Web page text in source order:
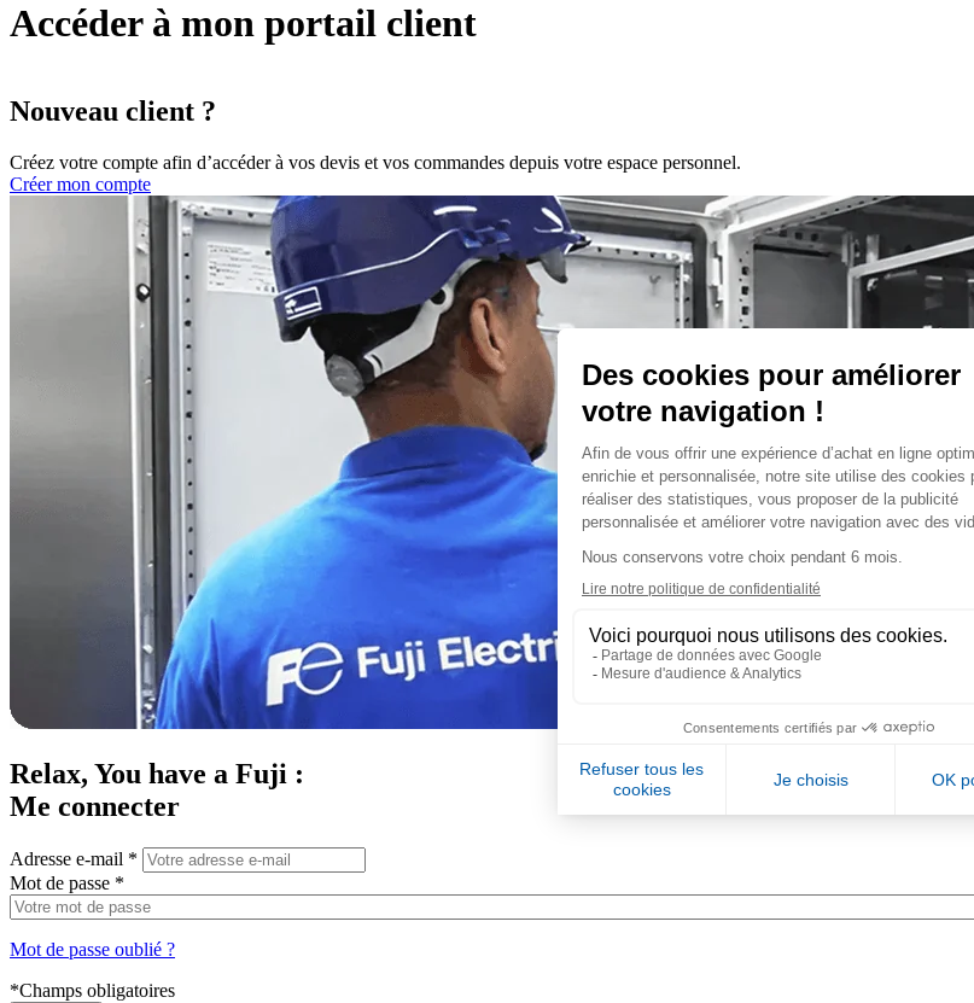
Accéder à mon portail client
Nouveau client ?
Créez votre compte afin d’accéder à vos devis et vos commandes depuis votre espace personnel.
Créer mon compte
Relax, You have a Fuji :
Me connecter
Adresse e-mail *
Mot de passe *
Mot de passe oublié ?
*Champs obligatoires